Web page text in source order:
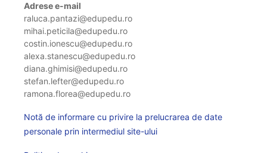
Adrese e-mail
raluca.pantazi@edupedu.ro
mihai.peticila@edupedu.ro
costin.ionescu@edupedu.ro
alexa.stanescu@edupedu.ro
diana.ghimisi@edupedu.ro
stefan.lefter@edupedu.ro
ramona.florea@edupedu.ro
Notă de informare cu privire la prelucrarea de date
personale prin intermediul site-ului